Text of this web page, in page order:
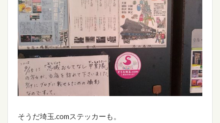
そうだ埼玉.comステッカーも。